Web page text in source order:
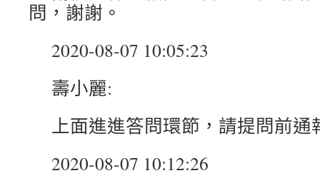
問，謝謝。
2020-08-07 10:05:23
壽小麗:
上面進進答問環節，請提問前
2020-08-07 10:12:26